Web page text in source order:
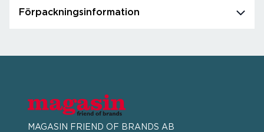
Förpackningsinformation
MAGASIN FRIEND OF BRANDS AB